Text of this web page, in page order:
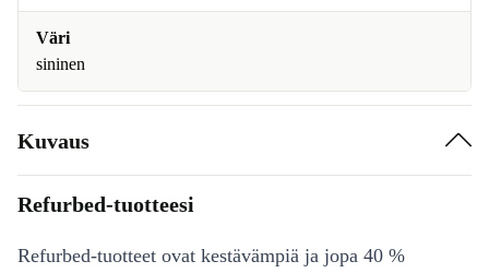
Väri
sininen
Kuvaus
Refurbed-tuotteesi
Refurbed-tuotteet ovat kestävämpiä ja jopa 40 %